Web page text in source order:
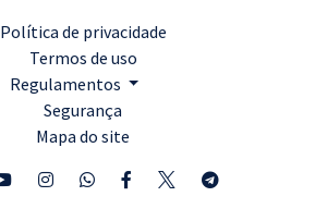
Política de privacidade
Termos de uso
Regulamentos
Segurança
Mapa do site